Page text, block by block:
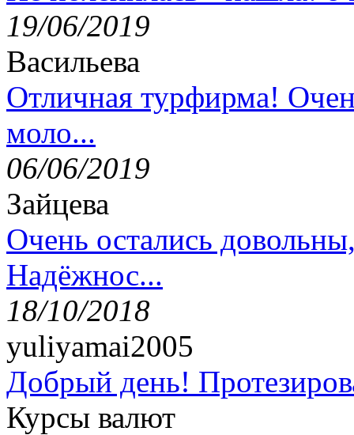
19/06/2019
Васильева
Отличная турфирма!
моло...
06/06/2019
Зайцева
Очень остались
Надёжнос...
18/10/2018
yuliyamai2005
Добрый день!
Курсы валют